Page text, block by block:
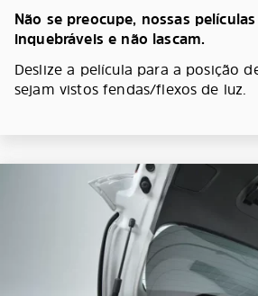
Não se preocupe, nossas
inquebráveis e não lascam.
Deslize a película para a posição
sejam vistos fendas/flexos de luz.